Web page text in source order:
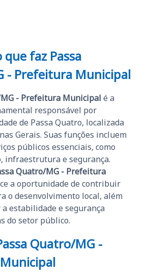
que faz Passa
- Prefeitura Municipal
- Prefeitura Municipal é a
responsável por
de Passa Quatro, localizada
Gerais. Suas funções incluem
públicos essenciais, como
infraestrutura e segurança.
Quatro/MG - Prefeitura
a oportunidade de contribuir
o desenvolvimento local, além
estabilidade e segurança
do setor público.
Quatro/MG -